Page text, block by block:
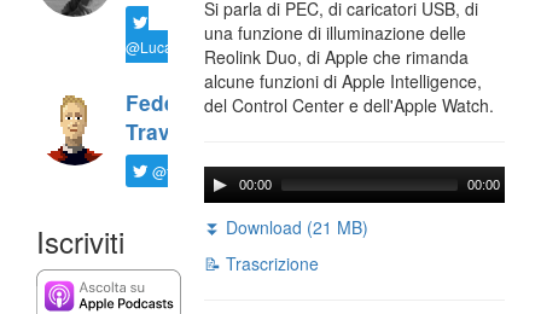
@LucaTNT
Federico
Travaini
@ftrava
Iscriviti
Si parla di PEC, di caricatori USB, di
una funzione di illuminazione delle
Reolink Duo, di Apple che rimanda
alcune funzioni di Apple Intelligence,
del Control Center e dell'Apple Watch.
00:00 00:00
⏬ Download (21 MB)
📝 Trascrizione